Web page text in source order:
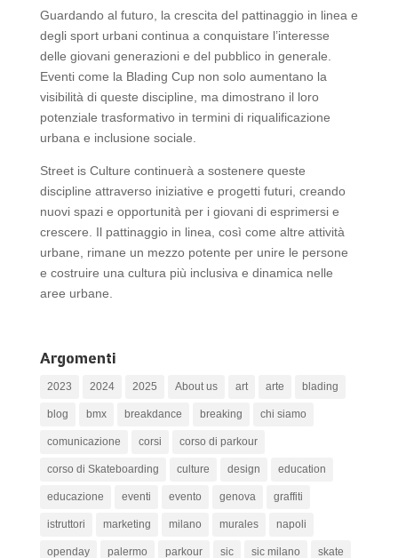
Guardando al futuro, la crescita del pattinaggio in linea e
degli sport urbani continua a conquistare l’interesse
delle giovani generazioni e del pubblico in generale.
Eventi come la Blading Cup non solo aumentano la
visibilità di queste discipline, ma dimostrano il loro
potenziale trasformativo in termini di riqualificazione
urbana e inclusione sociale.
Street is Culture continuerà a sostenere queste
discipline attraverso iniziative e progetti futuri, creando
nuovi spazi e opportunità per i giovani di esprimersi e
crescere. Il pattinaggio in linea, così come altre attività
urbane, rimane un mezzo potente per unire le persone
e costruire una cultura più inclusiva e dinamica nelle
aree urbane.
Argomenti
2023 2024 2025 About us art arte blading
blog bmx breakdance breaking chi siamo
comunicazione corsi corso di parkour
corso di Skateboarding culture design education
educazione eventi evento genova graffiti
istruttori marketing milano murales napoli
openday palermo parkour sic sic milano skate